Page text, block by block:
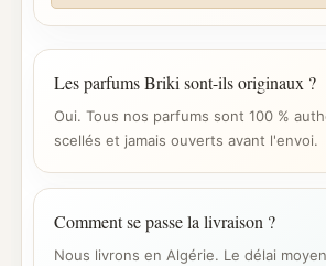
Les parfums Briki sont-ils originaux ?
Oui. Tous nos parfums sont 100 %
scellés et jamais ouverts avant l'envoi.
Comment se passe la livraison ?
Nous livrons en Algérie. Le délai